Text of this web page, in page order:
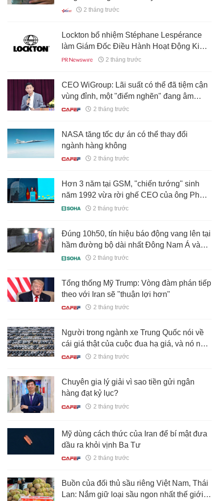
2 tháng trước
Lockton bổ nhiệm Stéphane Lespérance
làm Giám Đốc Điều Hành Hoạt Động Kinh
Doanh tại Canada
2 tháng trước
CEO WiGroup: Lãi suất có thể đã tiệm cận
vùng đỉnh, một "điểm nghẽn" đang âm
thầm cản dòng tiền trở lại chứng khoán
2 tháng trước
NASA tăng tốc dự án có thể thay đổi
ngành hàng không
2 tháng trước
Hơn 3 năm tại GSM, "chiến tướng" sinh
năm 1992 vừa rời ghế CEO của ông Phạm
Nhật Vượng đã làm được gì?
2 tháng trước
Đúng 10h50, tín hiệu báo động vang lên tại
hầm đường bộ dài nhất Đông Nam Á và
cuộc giải cứu container bốc cháy thần tốc
2 tháng trước
Tổng thống Mỹ Trump: Vòng đàm phán tiếp
theo với Iran sẽ "thuận lợi hơn"
2 tháng trước
Người trong ngành xe Trung Quốc nói về
cái giá thật của cuộc đua hạ giá, và nó nằm
ở khâu an toàn
2 tháng trước
Chuyên gia lý giải vì sao tiền gửi ngân
hàng đạt kỷ lục?
2 tháng trước
Mỹ dùng cách thức của Iran để bí mật đưa
dầu ra khỏi vịnh Ba Tư
2 tháng trước
Buồn của đối thủ sầu riêng Việt Nam, Thái
Lan: Nắm giữ loại sầu ngon nhất thế giới